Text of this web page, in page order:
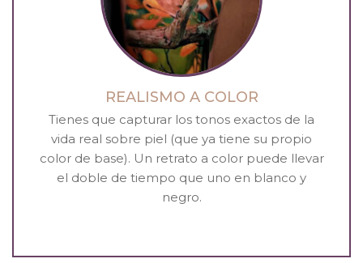
REALISMO A COLOR
Tienes que capturar los tonos exactos de la
vida real sobre piel (que ya tiene su propio
color de base). Un retrato a color puede llevar
el doble de tiempo que uno en blanco y
negro.